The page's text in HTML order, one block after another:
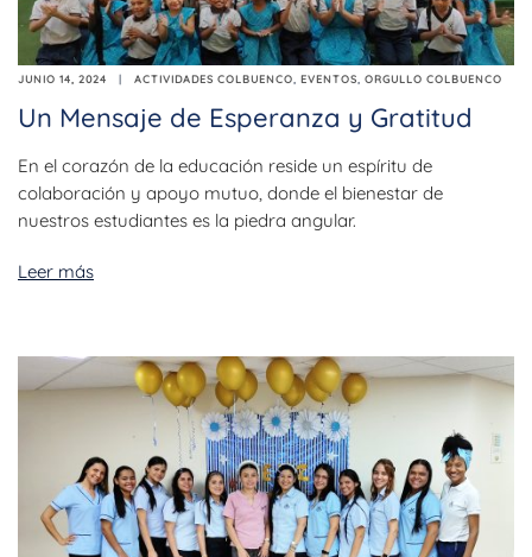
JUNIO 14, 2024 ACTIVIDADES COLBUENCO, EVENTOS, ORGULLO COLBUENCO
Un Mensaje de Esperanza y Gratitud
En el corazón de la educación reside un espíritu de
colaboración y apoyo mutuo, donde el bienestar de
nuestros estudiantes es la piedra angular.
Leer más